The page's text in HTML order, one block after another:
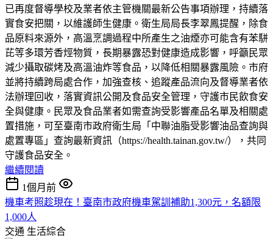
已再度督導學校及業者依主管機關最新公告事項辦理，持續落
實食安把關，以維護師生健康。衛生局局長李翠鳳提醒，除食
品原料來源外，高溫烹調過程中所產生之油煙亦可能含有苯駢
芘等多環芳香烴物質，長期暴露恐對健康造成影響，呼籲民眾
減少攝取碳烤及高溫油炸等食品，以降低相關暴露風險。市府
並將持續跨局處合作，加強查核、追蹤產品流向及督導業者依
法辦理回收，落實資訊公開及食品安全管理，守護市民飲食安
全與健康。民眾及食品業者如需查詢受影響產品名單及相關處
置措施，可至臺南市政府衛生局「中聯油脂受影響油品查詢與
處置專區」查詢最新資訊（https://health.tainan.gov.tw/），共同
守護食品安全。
繼續閱讀
1個月前
機車考照趁現在！臺南市政府機車駕訓補助1,300元，名額限
1,000人
交通 生活綜合